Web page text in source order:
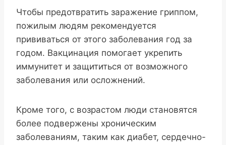
Чтобы предотвратить заражение гриппом,
пожилым людям рекомендуется
прививаться от этого заболевания год за
годом. Вакцинация помогает укрепить
иммунитет и защититься от возможного
заболевания или осложнений.
Кроме того, с возрастом люди становятся
более подвержены хроническим
заболеваниям, таким как диабет, сердечно-